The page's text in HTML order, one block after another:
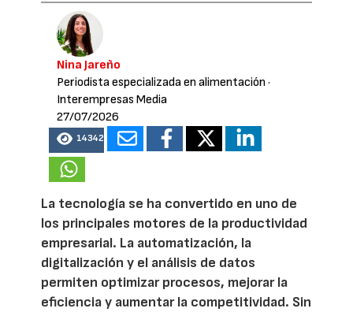
Nina Jareño
Periodista especializada en alimentación ·
Interempresas Media
27/07/2026
14342
La tecnología se ha convertido en uno de
los principales motores de la productividad
empresarial. La automatización, la
digitalización y el análisis de datos
permiten optimizar procesos, mejorar la
eficiencia y aumentar la competitividad. Sin